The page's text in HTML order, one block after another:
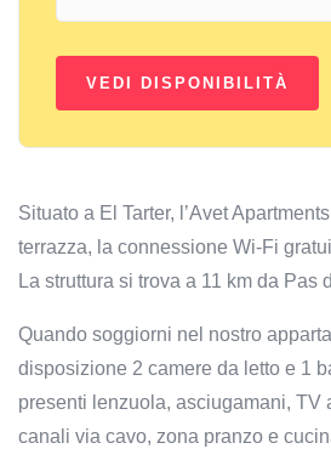
Situato a El Tarter, l’Avet
terrazza, la connessione Wi-Fi
La struttura si trova a 11 km da Pas
Quando soggiorni nel nostro
disposizione 2 camere da letto e 1
presenti lenzuola, asciugamani, TV
canali via cavo, zona pranzo e